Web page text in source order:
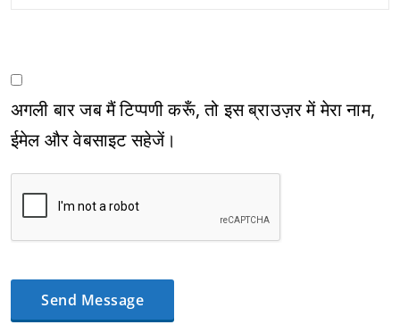
अगली बार जब मैं टिप्पणी करूँ, तो इस ब्राउज़र में मेरा नाम,
ईमेल और वेबसाइट सहेजें।